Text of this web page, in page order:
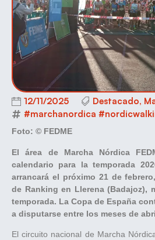
12/11/2025 Destacado,
#marchanordica
Foto: © FEDME
El área de Marcha Nórdica
calendario para la temporada
arrancará el próximo 21 de
de Ranking en Llerena (Badajoz),
temporada. La Copa de España
a disputarse entre los meses de
El circuito nacional de Marcha